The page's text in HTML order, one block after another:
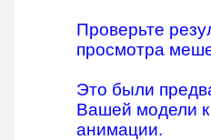
Проверьте
просмотра
Это были
Вашей модели к
анимации.